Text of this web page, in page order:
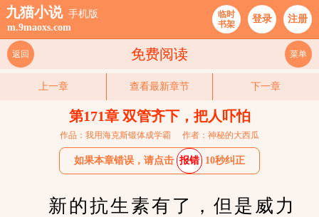
九猫小说 手机版
m.9maoxs.com
临时
书架
登录 注册
免费阅读
返回 菜单
上一章 查看最新章节 下一章
第171章 双管齐下，把人吓怕
作品：我用海克斯锻体成学霸 作者：神秘的大西瓜
如果本章错误，请点击 报错 10秒纠正
新的抗生素有了，但是威力